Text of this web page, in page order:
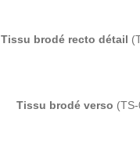
Tissu brodé recto détail
Tissu brodé verso